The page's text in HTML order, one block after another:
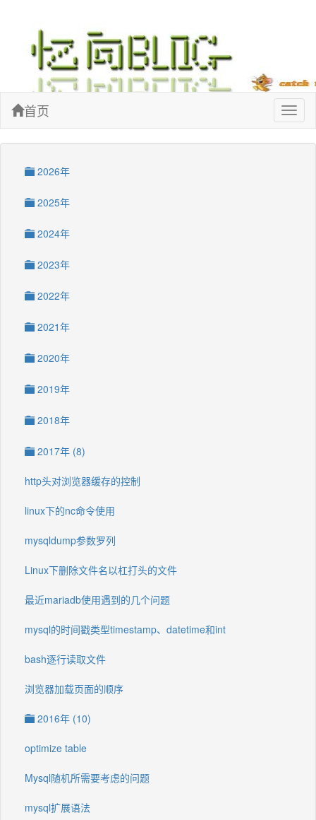
首页
2026年
2025年
2024年
2023年
2022年
2021年
2020年
2019年
2018年
2017年 (8)
http头对浏览器缓存的控制
linux下的nc命令使用
mysqldump参数罗列
Linux下删除文件名以杠打头的文件
最近mariadb使用遇到的几个问题
mysql的时间戳类型timestamp、datetime和int
bash逐行读取文件
浏览器加载页面的顺序
2016年 (10)
optimize table
Mysql随机所需要考虑的问题
mysql扩展语法